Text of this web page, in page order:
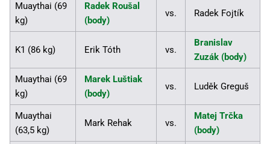
Muaythai (69
kg)
Radek Roušal
(body)
vs. Radek Fojtík
K1 (86 kg) Erik Tóth vs.
Branislav
Zuzák (body)
Muaythai (69
kg)
Marek Luštiak
(body)
vs. Luděk Greguš
Muaythai
(63,5 kg)
Mark Rehak vs.
Matej Trčka
(body)